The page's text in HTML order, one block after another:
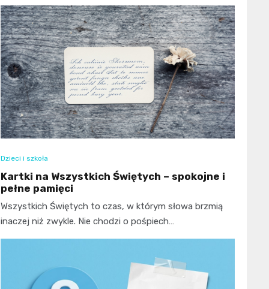
Dzieci i szkoła
Kartki na Wszystkich Świętych – spokojne i
pełne pamięci
Wszystkich Świętych to czas, w którym słowa brzmią
inaczej niż zwykle. Nie chodzi o pośpiech…